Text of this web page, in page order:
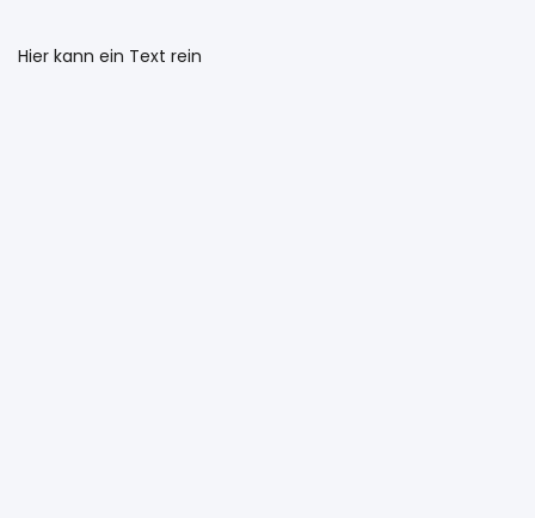
Hier kann ein Text rein